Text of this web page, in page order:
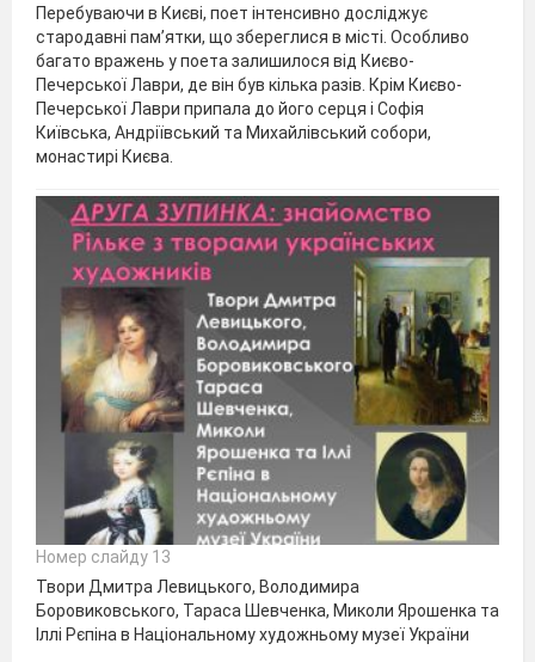
Перебуваючи в Києві, поет інтенсивно досліджує
стародавні пам’ятки, що збереглися в місті. Особливо
багато вражень у поета залишилося від Києво-
Печерської Лаври, де він був кілька разів. Крім Києво-
Печерської Лаври припала до його серця і Софія
Київська, Андріївський та Михайлівський собори,
монастирі Києва.
Номер слайду 13
Твори Дмитра Левицького, Володимира
Боровиковського, Тараса Шевченка, Миколи Ярошенка та
Іллі Рєпіна в Національному художньому музеї України